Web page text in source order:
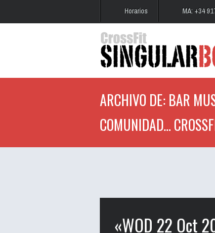
Horarios MA: +34
ARCHIVO DE: BAR
COMUNIDAD...
«WOD 22 Oct